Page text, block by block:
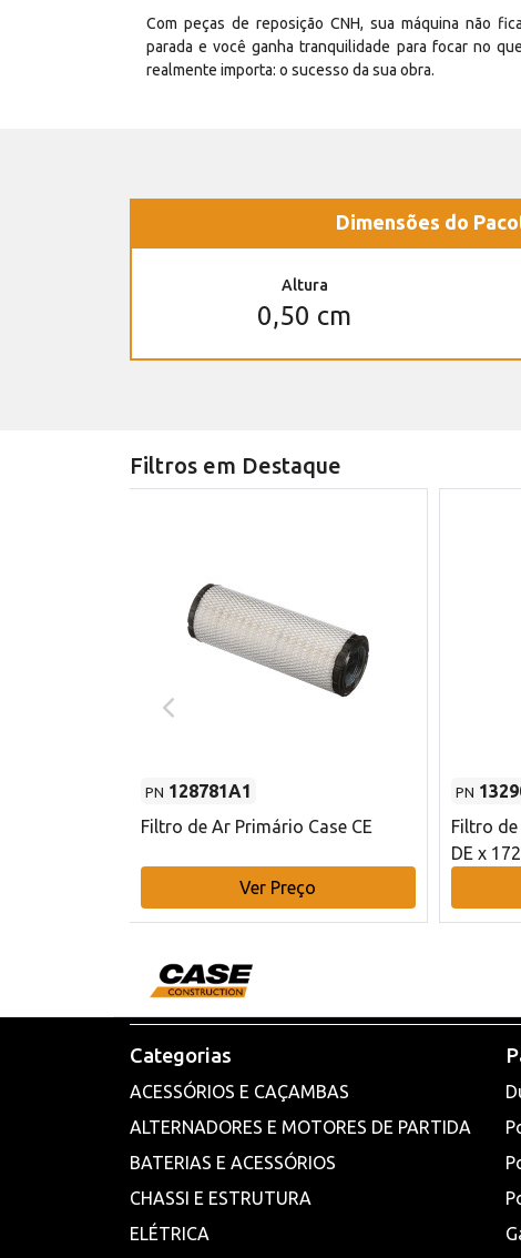
Com peças de reposição CNH, sua máquina não fica
parada e você ganha tranquilidade para focar no que
realmente importa: o sucesso da sua obra.
Dimensões do
Altura
0,50 cm
Filtros em Destaque
PN 128781A1
Filtro de Ar Primário Case CE
Ver Preço
PN
Filtro
DE x
Categorias
ACESSÓRIOS E CAÇAMBAS
ALTERNADORES E MOTORES DE PARTIDA
BATERIAS E ACESSÓRIOS
CHASSI E ESTRUTURA
ELÉTRICA